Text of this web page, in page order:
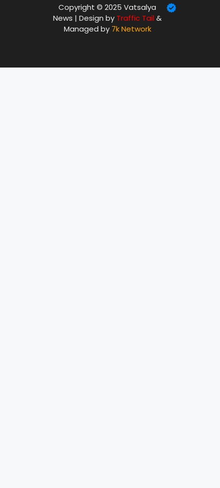
Copyright © 2025 Vatsalya
News | Design by Traffic Tail&
Managed by 7k Network